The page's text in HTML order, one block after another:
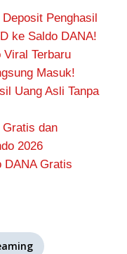
Penghasil
ke Saldo DANA!
Viral Terbaru
Masuk!
Uang Asli Tanpa
Gratis dan
2026
DANA Gratis